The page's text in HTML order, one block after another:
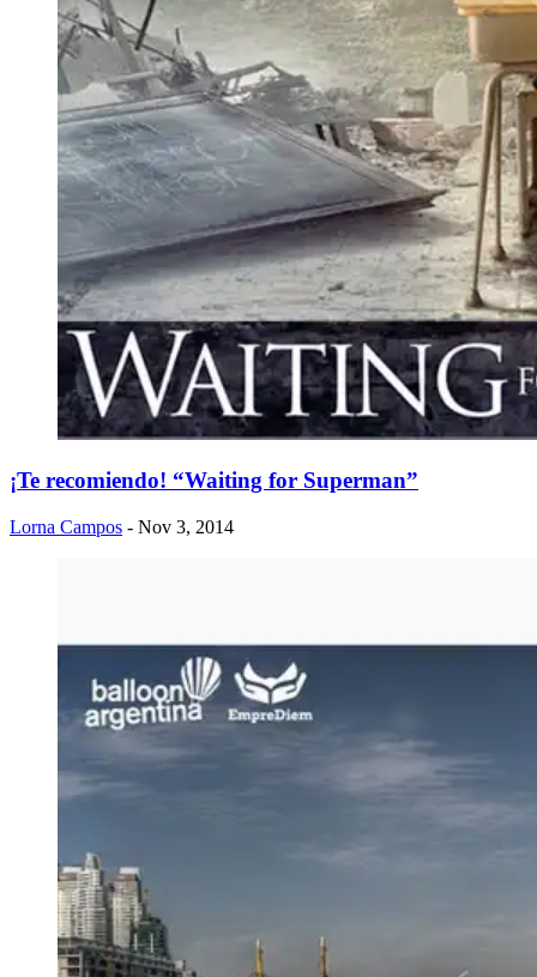
¡Te recomiendo! “Waiting for Superman”
Lorna Campos - Nov 3, 2014